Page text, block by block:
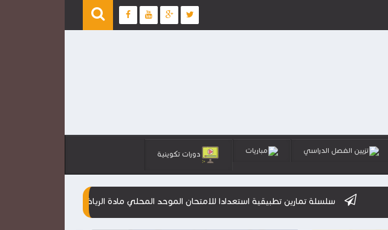
تزيين الفصل الدراسي مباريات دورات تكوينية
سلسلة تمارين تطبيقية استعدادا للامتحان الموحد المحلي مادة الرياضيات مقترحات جديدة